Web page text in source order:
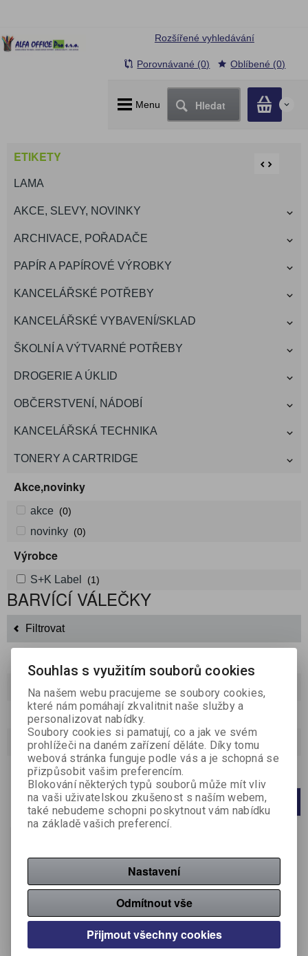
Menu Hledat 0
Rozšířené vyhledávání
Porovnávané (0) Oblíbené (0)
ETIKETY
LAMA
AKCE, SLEVY, NOVINKY
ARCHIVACE, POŘADAČE
PAPÍR A PAPÍROVÉ VÝROBKY
KANCELÁŘSKÉ POTŘEBY
KANCELÁŘSKÉ VYBAVENÍ/SKLAD
ŠKOLNÍ A VÝTVARNÉ POTŘEBY
DROGERIE A ÚKLID
OBČERSTVENÍ, NÁDOBÍ
KANCELÁŘSKÁ TECHNIKA
TONERY A CARTRIDGE
Akce,novinky
akce (0)
novinky (0)
Výrobce
S+K Label (1)
BARVÍCÍ VÁLEČKY
Filtrovat
Řadit podle: (Příznaku novinka)
Katalog
Strana1z 1Celkem1záznamů
Počet na stránku 20
Barvicí válečeky do kleští
Jolly - váleček
S+K Label
Katalogové číslo:526040
Souhlas s využitím souborů cookies
Na našem webu pracujeme se soubory cookies,
které nám pomáhají zkvalitnit naše služby a
personalizovat nabídky.
Soubory cookies si pamatují, co a jak ve svém
prohlížeči na daném zařízení děláte. Díky tomu
webová stránka funguje podle vás a je schopná se
přizpůsobit vašim preferencím.
Blokování některých typů souborů může mít vliv
na vaši uživatelskou zkušenost s naším webem,
také nebudeme schopni poskytnout vám nabídku
na základě vašich preferencí.
Nastavení
Odmítnout vše
Přijmout všechny cookies